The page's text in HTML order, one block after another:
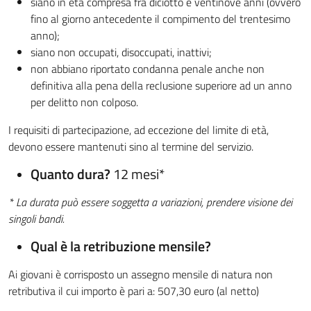
fino al giorno antecedente il compimento del trentesimo
anno);
siano non occupati, disoccupati, inattivi;
non abbiano riportato condanna penale anche non
definitiva alla pena della reclusione superiore ad un anno
per delitto non colposo.
I requisiti di partecipazione, ad eccezione del limite di età,
devono essere mantenuti sino al termine del servizio.
Quanto dura? 12 mesi*
* La durata può essere soggetta a variazioni, prendere visione dei
singoli bandi.
Qual è la retribuzione mensile?
Ai giovani è corrisposto un assegno mensile di natura non
retributiva il cui importo è pari a: 507,30 euro (al netto)